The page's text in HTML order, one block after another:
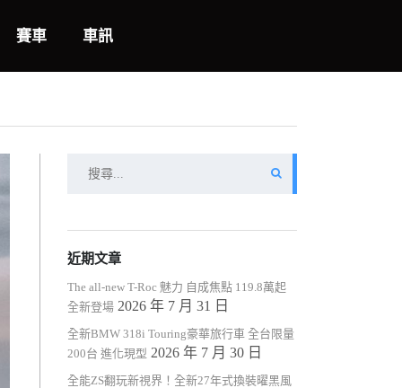
賽車 車訊
近期文章
The all-new T-Roc 魅力 自成焦點 119.8萬起
全新登場 2026 年 7 月 31 日
全新BMW 318i Touring豪華旅行車 全台限量
200台 進化現型 2026 年 7 月 30 日
全能ZS翻玩新視界！全新27年式換裝曜黑風